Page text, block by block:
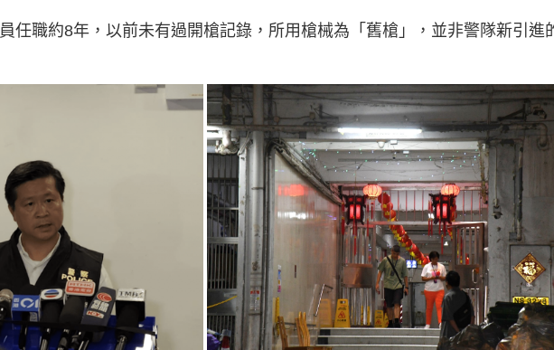
m
e
任職約8年，以前未有過開槍記錄，所用槍械為「舊槍」，並非警隊新引進